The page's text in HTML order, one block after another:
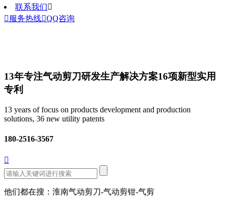
联系我们
 服务热线QQ咨询
13年专注气动剪刀研发生产解决方案16项新型实用
专利
13 years of focus on products development and production
solutions, 36 new utility patents
180-2516-3567

他们都在搜：淮南气动剪刀-气动剪钳-气剪